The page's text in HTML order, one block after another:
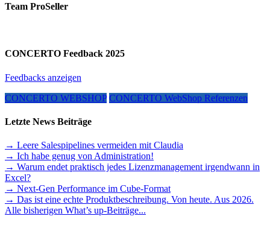
Team ProSeller
CONCERTO Feedback 2025
Feedbacks anzeigen
CONCERTO WEBSHOP CONCERTO WebShop Referenzen
Letzte News Beiträge
→ Leere Salespipelines vermeiden mit Claudia
→ Ich habe genug von Administration!
→ Warum endet praktisch jedes Lizenzmanagement irgendwann in
Excel?
→ Next-Gen Performance im Cube-Format
→ Das ist eine echte Produktbeschreibung. Von heute. Aus 2026.
Alle bisherigen What’s up-Beiträge...